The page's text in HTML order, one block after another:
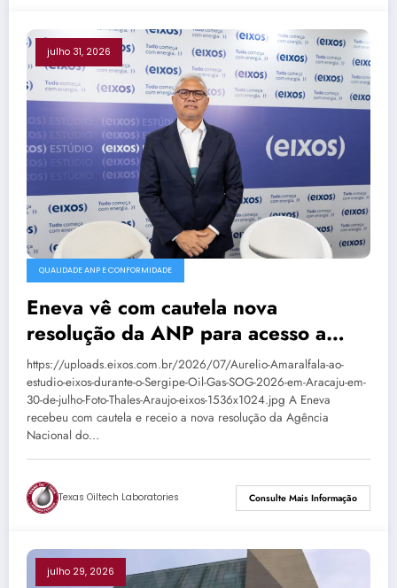
julho 31, 2026
QUALIDADE ANP E CONFORMIDADE
Eneva vê com cautela nova
resolução da ANP para acesso a
terminais de GNL
https://uploads.eixos.com.br/2026/07/Aurelio-Amaralfala-ao-
estudio-eixos-durante-o-Sergipe-Oil-Gas-SOG-2026-em-Aracaju-em-
30-de-julho-Foto-Thales-Araujo-eixos-1536x1024.jpg A Eneva
recebeu com cautela e receio a nova resolução da Agência
Nacional do…
Texas Oiltech Laboratories Consulte Mais Informação
julho 29, 2026